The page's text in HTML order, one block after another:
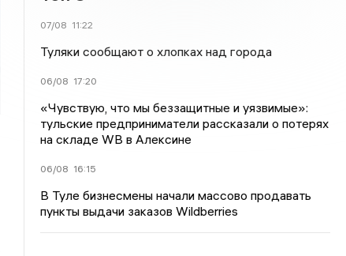
07/08 11:22
Туляки сообщают о хлопках над города
06/08 17:20
«Чувствую, что мы беззащитные и уязвимые»:
тульские предприниматели рассказали о потерях
на складе WB в Алексине
06/08 16:15
В Туле бизнесмены начали массово продавать
пункты выдачи заказов Wildberries